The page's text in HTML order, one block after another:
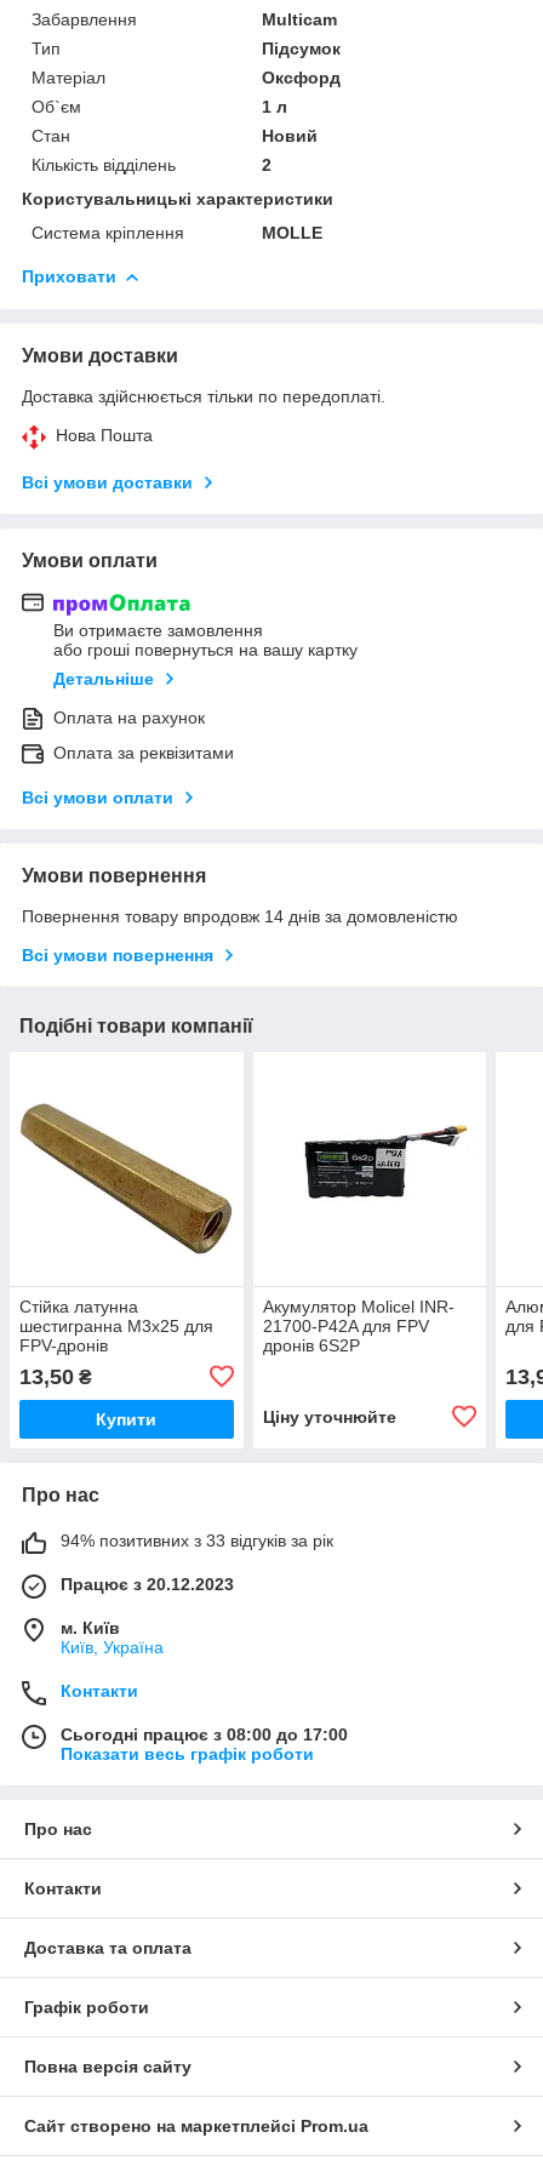
Забарвлення
Multicam
Тип
Підсумок
Матеріал
Оксфорд
Об`єм
1 л
Стан
Новий
Кількість відділень
2
Користувальницькі характеристики
Система кріплення
MOLLE
Приховати
Умови доставки
Доставка здійснюється тільки по передоплаті.
Нова Пошта
Всі умови доставки
Умови оплати
Ви отримаєте замовлення
або гроші повернуться на вашу картку
Детальніше
Оплата на рахунок
Оплата за реквізитами
Всі умови оплати
Умови повернення
Повернення товару впродовж 14 днів за домовленістю
Всі умови повернення
Подібні товари компанії
Стійка латунна
шестигранна М3х25 для
FPV-дронів
13,50 ₴
Купити
Акумулятор Molicel INR-
21700-P42A для FPV
дронів 6S2P
Ціну уточнюйте
для
Про нас
94% позитивних з 33 відгуків за рік
Працює з 20.12.2023
м. Київ
Київ, Україна
Контакти
Сьогодні працює з 08:00 до 17:00
Показати весь графік роботи
Про нас
Контакти
Доставка та оплата
Графік роботи
Повна версія сайту
Сайт створено на маркетплейсі Prom.ua